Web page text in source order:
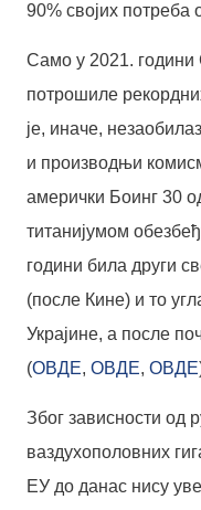
90% својих потреба
Само у 2021. години
потрошиле
је, иначе,
и производњи
амерички Боинг 30
титанијумом
години била други
(после Кине) и то
Украјине, а после
(ОВДЕ, ОВДЕ, ОВДЕ
Због зависности од
ваздухополовних
ЕУ до данас нису